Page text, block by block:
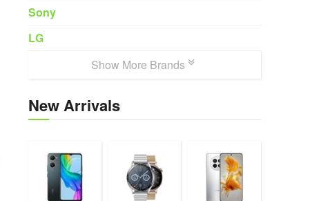
Sony
LG
Show More Brands
New Arrivals